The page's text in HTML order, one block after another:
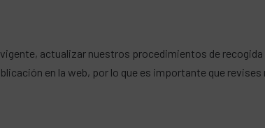
actualizar nuestros procedimientos de recogida
en la web, por lo que es importante que